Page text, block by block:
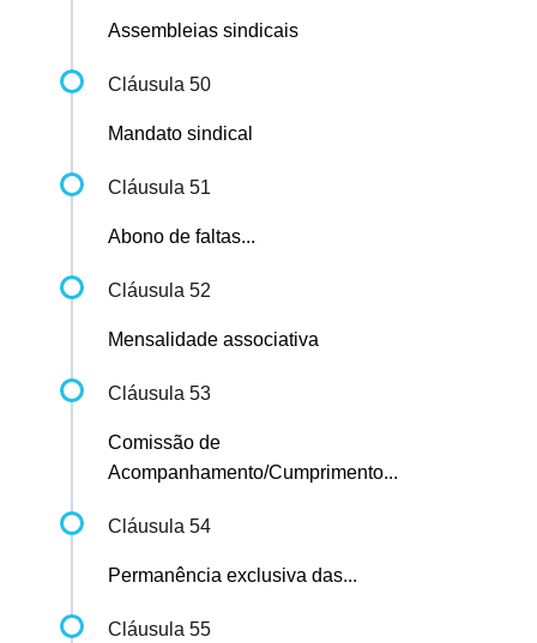
Assembleias sindicais
Cláusula 50
Mandato sindical
Cláusula 51
Abono de faltas...
Cláusula 52
Mensalidade associativa
Cláusula 53
Comissão de
Acompanhamento/Cumprimento...
Cláusula 54
Permanência exclusiva das...
Cláusula 55